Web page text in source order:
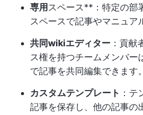
専用スペース**：特定の部
スペースで記事やマニュア
共同wikiエディター ：貢献
ス権を持つチームメンバー
で記事を共同編集できます。
カスタムテンプレート ：
記事を保存し、他の記事の